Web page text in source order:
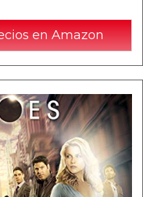
en Amazon